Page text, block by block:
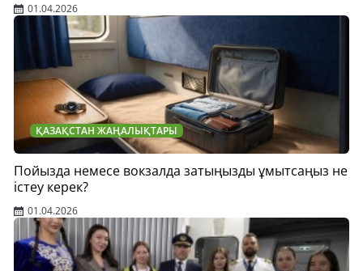
01.04.2026
ҚАЗАҚСТАН ЖАҢАЛЫҚТАРЫ
Пойызда немесе вокзалда затыңызды ұмытсаңыз не
істеу керек?
01.04.2026